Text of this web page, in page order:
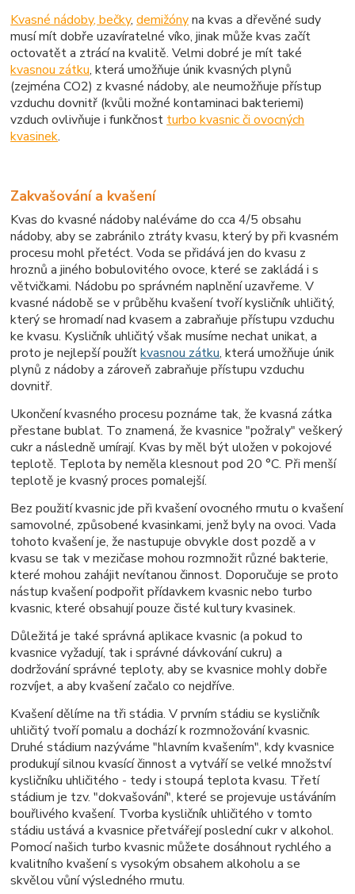
Kvasné nádoby, bečky,demižónyna kvas a dřevěné sudy
musí mít dobře uzavíratelné víko, jinak může kvas začít
octovatět a ztrácí na kvalitě. Velmi dobré je mít také
kvasnou zátku, která umožňuje únik kvasných plynů
(zejména CO2) z kvasné nádoby, ale neumožňuje přístup
vzduchu dovnitř (kvůli možné kontaminaci bakteriemi)
vzduch ovlivňuje i funkčnostturbo kvasnic či ovocných
kvasinek.
Zakvašování a kvašení
Kvas do kvasné nádoby naléváme do cca 4/5 obsahu
nádoby, aby se zabránilo ztráty kvasu, který by při kvasném
procesu mohl přetéct. Voda se přidává jen do kvasu z
hroznů a jiného bobulovitého ovoce, které se zakládá i s
větvičkami. Nádobu po správném naplnění uzavřeme. V
kvasné nádobě se v průběhu kvašení tvoří kysličník uhličitý,
který se hromadí nad kvasem a zabraňuje přístupu vzduchu
ke kvasu. Kysličník uhličitý však musíme nechat unikat, a
proto je nejlepší použítkvasnou zátku, která umožňuje únik
plynů z nádoby a zároveň zabraňuje přístupu vzduchu
dovnitř.
Ukončení kvasného procesu poznáme tak, že kvasná zátka
přestane bublat. To znamená, že kvasnice "požraly" veškerý
cukr a následně umírají. Kvas by měl být uložen v pokojové
teplotě. Teplota by neměla klesnout pod 20 °C. Při menší
teplotě je kvasný proces pomalejší.
Bez použití kvasnic jde při kvašení ovocného rmutu o kvašení
samovolné, způsobené kvasinkami, jenž byly na ovoci. Vada
tohoto kvašení je, že nastupuje obvykle dost pozdě a v
kvasu se tak v mezičase mohou rozmnožit různé bakterie,
které mohou zahájit nevítanou činnost. Doporučuje se proto
nástup kvašení podpořit přídavkem kvasnic nebo turbo
kvasnic, které obsahují pouze čisté kultury kvasinek.
Důležitá je také správná aplikace kvasnic (a pokud to
kvasnice vyžadují, tak i správné dávkování cukru) a
dodržování správné teploty, aby se kvasnice mohly dobře
rozvíjet, a aby kvašení začalo co nejdříve.
Kvašení dělíme na tři stádia. V prvním stádiu se kysličník
uhličitý tvoří pomalu a dochází k rozmnožování kvasnic.
Druhé stádium nazýváme "hlavním kvašením", kdy kvasnice
produkují silnou kvasící činnost a vytváří se velké množství
kysličníku uhličitého - tedy i stoupá teplota kvasu. Třetí
stádium je tzv. "dokvašování", které se projevuje ustáváním
bouřlivého kvašení. Tvorba kysličník uhličitého v tomto
stádiu ustává a kvasnice přetvářejí poslední cukr v alkohol.
Pomocí našich turbo kvasnic můžete dosáhnout rychlého a
kvalitního kvašení s vysokým obsahem alkoholu a se
skvělou vůní výsledného rmutu.